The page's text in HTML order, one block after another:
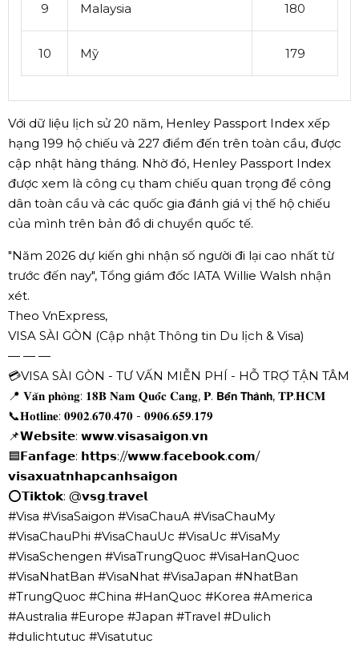
9 Malaysia 180
10 Mỹ 179
Với dữ liệu lịch sử 20 năm, Henley Passport Index xếp
hạng 199 hộ chiếu và 227 điểm đến trên toàn cầu, được
cập nhật hàng tháng. Nhờ đó, Henley Passport Index
được xem là công cụ tham chiếu quan trọng để công
dân toàn cầu và các quốc gia đánh giá vị thế hộ chiếu
của mình trên bản đồ di chuyển quốc tế.
"Năm 2026 dự kiến ghi nhận số người đi lại cao nhất từ
trước đến nay", Tổng giám đốc IATA Willie Walsh nhận
xét.
Theo VnExpress,
VISA SÀI GÒN (Cập nhật Thông tin Du lịch & Visa)
— — —
💳VISA SÀI GÒN - TƯ VẤN MIỄN PHÍ - HỖ TRỢ TẬN TÂM
📍 𝐕𝐚̆𝐧 𝐩𝐡𝐨̀𝐧𝐠: 𝟏𝟖𝐁 𝐍𝐚𝐦 𝐐𝐮𝐨̂́𝐜 𝐂𝐚𝐧𝐠, 𝐏. 𝗕𝗲̂́𝗻 𝗧𝗵𝗮̀𝗻𝗵, 𝐓𝐏.𝐇𝐂𝐌
📞𝐇𝐨𝐭𝐥𝐢𝐧𝐞: 𝟎𝟗𝟎𝟐.𝟔𝟕𝟎.𝟒𝟕𝟎 - 𝟎𝟗𝟎𝟔.𝟔𝟓𝟗.𝟏𝟕𝟗
📌𝗪𝗲𝗯𝘀𝗶𝘁𝗲: 𝘄𝘄𝘄.𝘃𝗶𝘀𝗮𝘀𝗮𝗶𝗴𝗼𝗻.𝘃𝗻
🟦𝗙𝗮𝗻𝗳𝗮𝗴𝗲: 𝗵𝘁𝘁𝗽𝘀://𝘄𝘄𝘄.𝗳𝗮𝗰𝗲𝗯𝗼𝗼𝗸.𝗰𝗼𝗺/
𝘃𝗶𝘀𝗮𝘅𝘂𝗮𝘁𝗻𝗵𝗮𝗽𝗰𝗮𝗻𝗵𝘀𝗮𝗶𝗴𝗼𝗻
⭕𝗧𝗶𝗸𝘁𝗼𝗸: @𝘃𝘀𝗴.𝘁𝗿𝗮𝘃𝗲𝗹
#Visa #VisaSaigon #VisaChauA #VisaChauMy
#VisaChauPhi #VisaChauUc #VisaUc #VisaMy
#VisaSchengen #VisaTrungQuoc #VisaHanQuoc
#VisaNhatBan #VisaNhat #VisaJapan #NhatBan
#TrungQuoc #China #HanQuoc #Korea #America
#Australia #Europe #Japan #Travel #Dulich
#dulichtutuc #Visatutuc